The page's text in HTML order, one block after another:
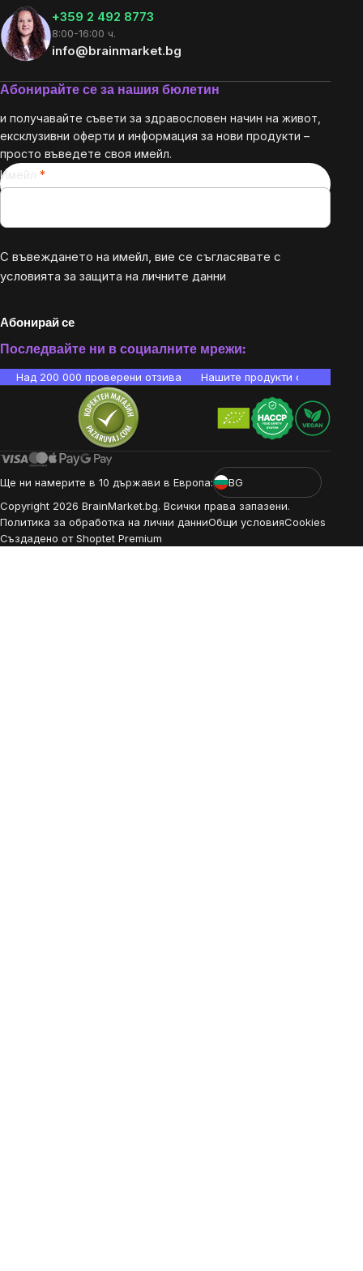
+359 2 492 8773
8:00-16:00 ч.
info@brainmarket.bg
Абонирайте се за нашия бюлетин
и получавайте съвети за здравословен начин на живот,
ексклузивни оферти и информация за нови продукти –
просто въведете своя имейл.
Имейл
С въвеждането на имейл, вие се съгласявате с
условията за защита на личните данни
Абонирай се
Последвайте ни в социалните мрежи:
Над 200 000 проверени отзива Нашите продукти са
Ще ни намерите в 10 държави в Европа:
BG
Copyright 2026 BrainMarket.bg. Всички права запазени.
Политика за обработка на лични данниОбщи условияCookies
Създадено от Shoptet Premium